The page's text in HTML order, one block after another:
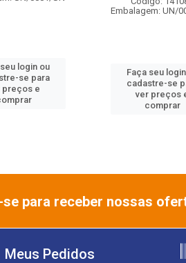
login ou
se para
preços e
Embalagem: UN/
Faça seu
cadastre-se
ver preços
comprar
para receber nossas
Meus Pedidos